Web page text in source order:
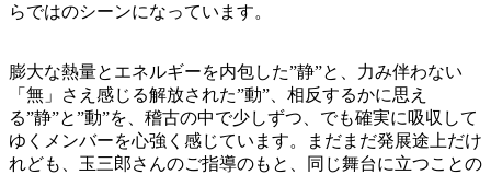
らではのシーンになっています。
膨大な熱量とエネルギーを内包した”静”と、力み伴わない
「無」さえ感じる解放された”動”、相反するかに思え
る”静”と”動”を、稽古の中で少しずつ、でも確実に吸収して
ゆくメンバーを心強く感じています。まだまだ発展途上だけ
れども、玉三郎さんのご指導のもと、同じ舞台に立つことの